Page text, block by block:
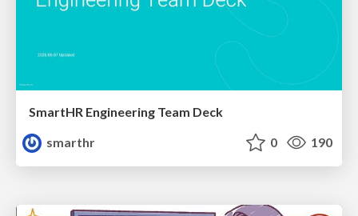
SmartHR Engineering Team Deck
smarthr
0 190